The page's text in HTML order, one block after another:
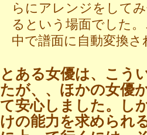
らにアレンジをして
るという場面でした
中で譜面に自動変換
とある女優は、こう
たが、、ほかの女優
て安心しました。し
けの能力を求められ